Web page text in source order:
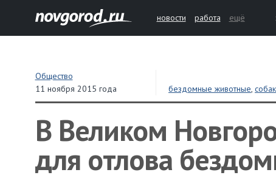
новости работа ещё
Общество
11 ноября 2015 года
бездомные животные,
благотворительность
В Великом
для отлова